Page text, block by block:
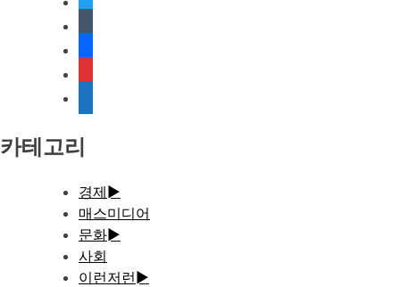
document
카테고리
경제►
매스미디어
문화►
사회
이런저런►